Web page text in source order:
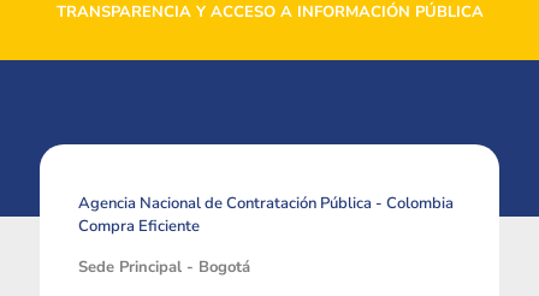
TRANSPARENCIA Y ACCESO A INFORMACIÓN PÚBLICA
Agencia Nacional de Contratación Pública - Colombia
Compra Eficiente
Sede Principal - Bogotá